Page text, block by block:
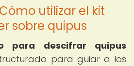
utilizar el kit
sobre quipus
para descifrar quipus
para guiar a los